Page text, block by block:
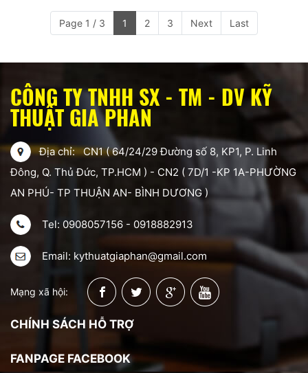
Page 1 / 3 1 2 3 Next Last
CÔNG TY TNHH SX - TM - DV KỸ
THUẬT GIA PHAN
Địa chỉ: CN1 ( 64/24/29 Đường số 8, KP1, P. Linh
Đông, Q. Thủ Đức, TP.HCM ) - CN2 ( 7D/1 -KP 1A-PHƯỜNG
AN PHÚ- TP THUẬN AN- BÌNH DƯƠNG )
Tel: 0908057156 - 0918882913
Email: kythuatgiaphan@gmail.com
Mạng xã hội:
CHÍNH SÁCH HỖ TRỢ
FANPAGE FACEBOOK